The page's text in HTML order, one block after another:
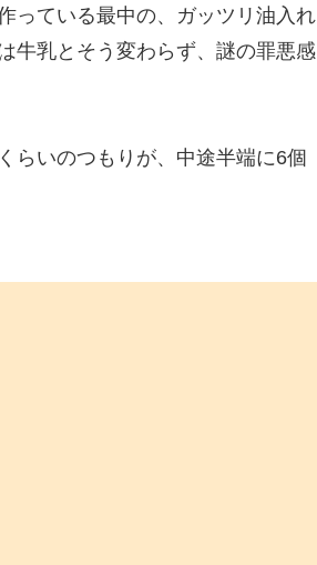
っている最中の、ガッツリ油入れ
牛乳とそう変わらず、謎の罪悪感
らいのつもりが、中途半端に6個